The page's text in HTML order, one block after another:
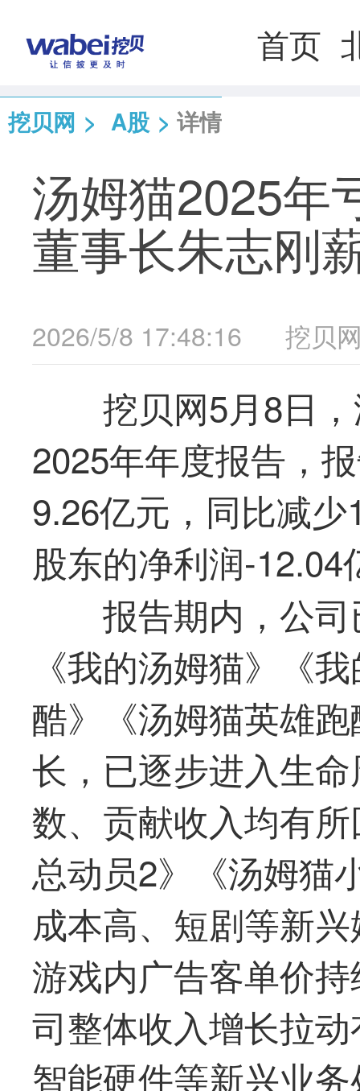
首页
挖贝网 > A股 > 详情
汤姆猫2025年
董事长朱志刚
2026/5/8 17:48:16 挖贝
挖贝网5月8日
2025年年度报告，
9.26亿元，同比减
股东的净利润-
报告期内，公
《我的汤姆猫》《
酷》《汤姆猫英雄
长，已逐步进入生
数、贡献收入均有
总动员2》《汤姆猫
成本高、短剧等新
游戏内广告客单价
司整体收入增长拉
智能硬件等新兴业